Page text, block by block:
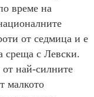
време на
от седмица и е
среща с Левски.
най-силните
малкото